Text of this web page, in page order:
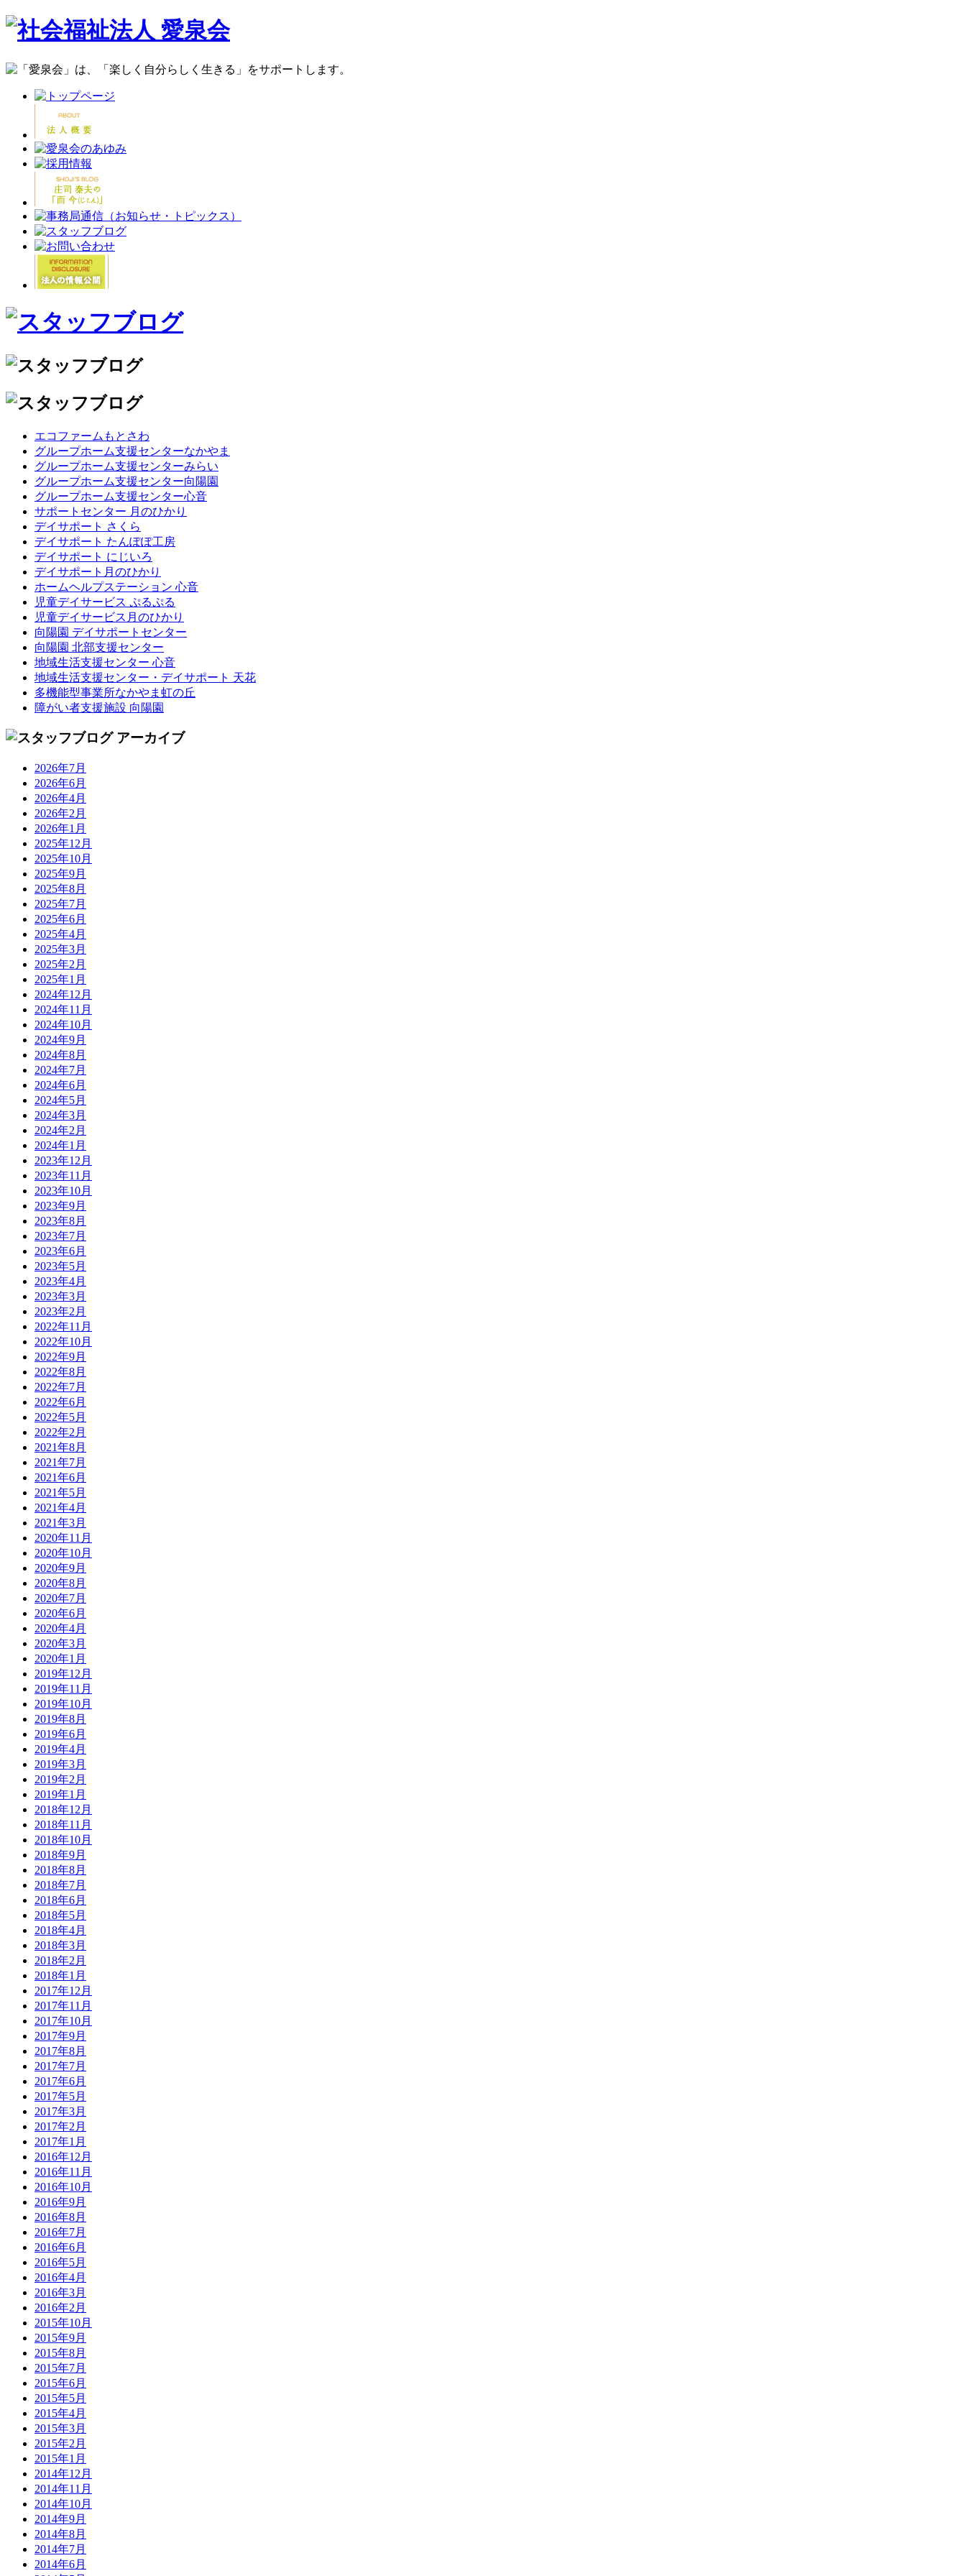
エコファームもとさわ
グループホーム支援センターなかやま
グループホーム支援センターみらい
グループホーム支援センター向陽園
グループホーム支援センター心音
サポートセンター 月のひかり
デイサポート さくら
デイサポート たんぽぽ工房
デイサポート にじいろ
デイサポート月のひかり
ホームヘルプステーション 心音
児童デイサービス ぷるぷる
児童デイサービス月のひかり
向陽園 デイサポートセンター
向陽園 北部支援センター
地域生活支援センター 心音
地域生活支援センター・デイサポート 天花
多機能型事業所なかやま虹の丘
障がい者支援施設 向陽園
2026年7月
2026年6月
2026年4月
2026年2月
2026年1月
2025年12月
2025年10月
2025年9月
2025年8月
2025年7月
2025年6月
2025年4月
2025年3月
2025年2月
2025年1月
2024年12月
2024年11月
2024年10月
2024年9月
2024年8月
2024年7月
2024年6月
2024年5月
2024年3月
2024年2月
2024年1月
2023年12月
2023年11月
2023年10月
2023年9月
2023年8月
2023年7月
2023年6月
2023年5月
2023年4月
2023年3月
2023年2月
2022年11月
2022年10月
2022年9月
2022年8月
2022年7月
2022年6月
2022年5月
2022年2月
2021年8月
2021年7月
2021年6月
2021年5月
2021年4月
2021年3月
2020年11月
2020年10月
2020年9月
2020年8月
2020年7月
2020年6月
2020年4月
2020年3月
2020年1月
2019年12月
2019年11月
2019年10月
2019年8月
2019年6月
2019年4月
2019年3月
2019年2月
2019年1月
2018年12月
2018年11月
2018年10月
2018年9月
2018年8月
2018年7月
2018年6月
2018年5月
2018年4月
2018年3月
2018年2月
2018年1月
2017年12月
2017年11月
2017年10月
2017年9月
2017年8月
2017年7月
2017年6月
2017年5月
2017年3月
2017年2月
2017年1月
2016年12月
2016年11月
2016年10月
2016年9月
2016年8月
2016年7月
2016年6月
2016年5月
2016年4月
2016年3月
2016年2月
2015年10月
2015年9月
2015年8月
2015年7月
2015年6月
2015年5月
2015年4月
2015年3月
2015年2月
2015年1月
2014年12月
2014年11月
2014年10月
2014年9月
2014年8月
2014年7月
2014年6月